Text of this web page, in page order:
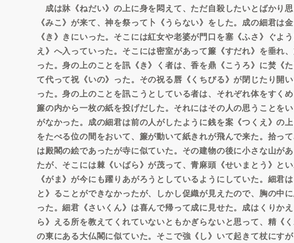
成は牀《ねだい》の上に身を悶えて、ただ自殺したいとばかり
《みこ》が来て、神を祭って卜《うらない》をした。成の細君は
《き》きにいった。そこには紅女や老婆が門口を塞《ふさ》ぐよ
え》へ入っていった。そこには密室があって簾《すだれ》を垂れ
った。身の上のことを訊《き》く者は、香を鼎《こうろ》に焚《
て代って祝《いの》った。その祝る唇《くちびる》が閉じたり開
った。身の上のことを訊こうとしている者は、それぞれ体をすく
簾の内から一枚の紙を投げだした。それにはその人の思うことを
がなかった。成の細君は前の人がしたように銭を案《つくえ》の
をたべる位の間をおいて、簾が動いて紙きれが飛んで来た。拾っ
は殿閣の絵であったが寺に似ていた。その建物の後に小さな山が
たが、そこには棘《いばら》が茂って、青麻頭《せいまとう》と
《がま》が今にも躍りあがろうとしているようにしていた。細君
と》ることができなかったが、しかし促織が見えたので、胸の中
った。細君《さいくん》は喜んで帰って成に見せた。成はくりか
ら》える所を教えてくれていないともかぎらないと思って、精《
の東にある大仏閣に似ていた。そこで強《し》いて起きて杖にす